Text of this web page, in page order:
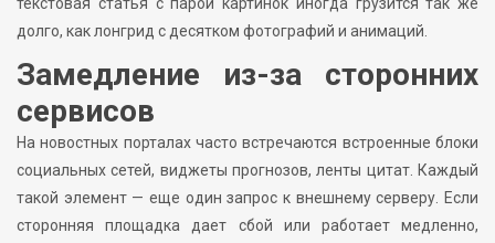
текстовая статья с парой картинок иногда грузится так же
долго, как лонгрид с десятком фотографий и анимаций.
Замедление из-за сторонних
сервисов
На новостных порталах часто встречаются встроенные блоки
социальных сетей, виджеты прогнозов, ленты цитат. Каждый
такой элемент — еще один запрос к внешнему серверу. Если
сторонняя площадка дает сбой или работает медленно,